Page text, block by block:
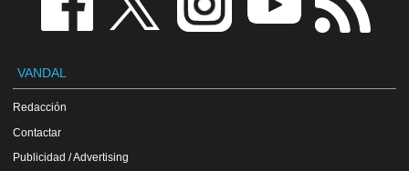
VANDAL
Redacción
Contactar
Publicidad / Advertising